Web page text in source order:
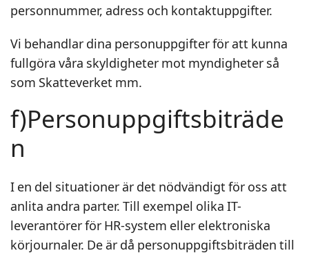
personnummer, adress och kontaktuppgifter.
Vi behandlar dina personuppgifter för att kunna
fullgöra våra skyldigheter mot myndigheter så
som Skatteverket mm.
f)Personuppgiftsbiträde
n
I en del situationer är det nödvändigt för oss att
anlita andra parter. Till exempel olika IT-
leverantörer för HR-system eller elektroniska
körjournaler. De är då personuppgiftsbiträden till